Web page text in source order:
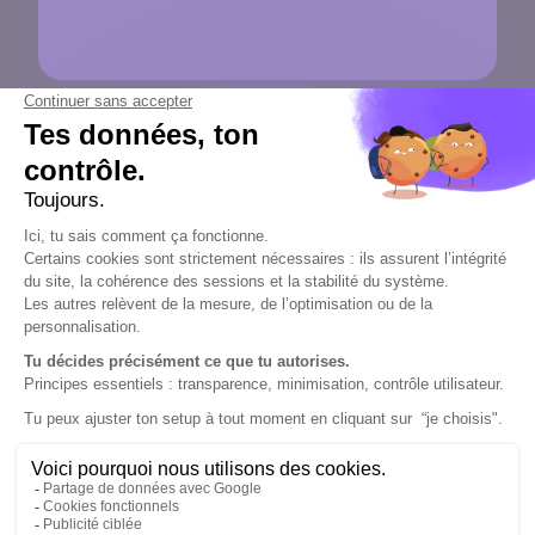
En savoir plus sur cette
offre d’alternance
Tu fais cette demande en tant que…
Sélectionnez une option
Ton nom*